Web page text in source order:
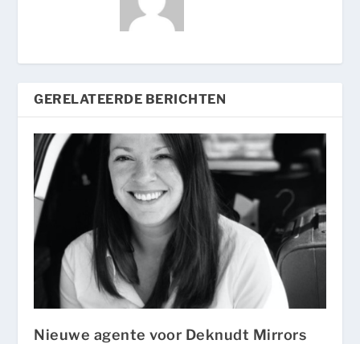
GERELATEERDE BERICHTEN
Nieuwe agente voor Deknudt Mirrors